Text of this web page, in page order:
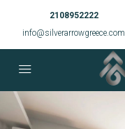
2108952222
info@silverarrowgreece.com